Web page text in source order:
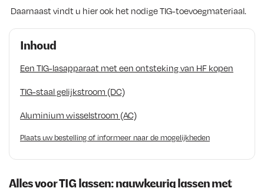
Inhoud
Een TIG-lasapparaat met een ontsteking van HF kopen
TIG-staal gelijkstroom (DC)
Aluminium wisselstroom (AC)
Plaats uw bestelling of informeer naar de mogelijkheden
Alles voor TIG lassen: nauwkeurig lassen met
Daarnaast vindt u hier ook het nodige TIG-toevoegmateriaal.